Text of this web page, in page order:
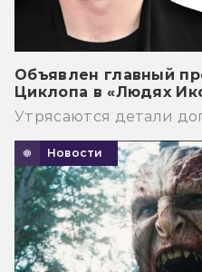
Объявлен главный
Циклопа в «Людях
Утрясаются детали
Новости